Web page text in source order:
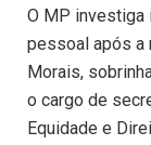
O MP investiga
pessoal após a
Morais,
o cargo de
Equidade e